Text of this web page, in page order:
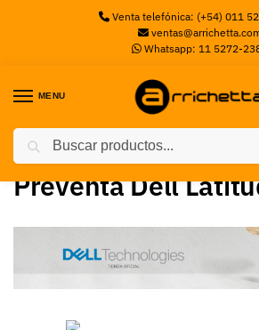
Venta telefónica: (+54) 011
Whatsapp: 11 5272-
MENU
Inicio Preventa Dell Latitude
Preventa Dell